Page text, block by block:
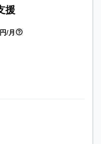
援
円/月